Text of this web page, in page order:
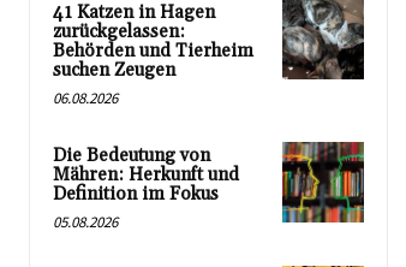
41 Katzen in Hagen
zurückgelassen:
Behörden und Tierheim
suchen Zeugen
06.08.2026
Die Bedeutung von
Mähren: Herkunft und
Definition im Fokus
05.08.2026